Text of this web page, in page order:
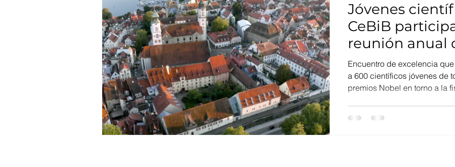
Núcleo Milenio MASH Modelamiento Matemático Cultivo de Algas agronomía marina
Colaboración Internacional Inteligencia Artificial Informática
Seminario Equidad de género Equidad de genero Diversidad
Inercambio internacional
Jóvenes
CeBiB
reunión anual
Nobel en
Encuentro de excelencia
a 600 científicos jóvenes de
premios Nobel en torno a la